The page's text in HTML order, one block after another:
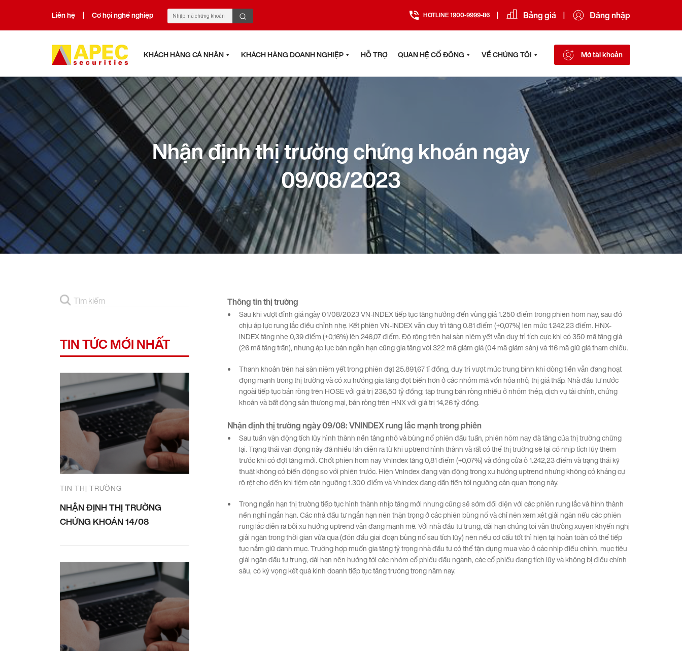
Liên hệ | Cơ hội nghề nghiệp HOTLINE 1900-9999-86 | Bảng giá | Đăng nhập
KHÁCH HÀNG CÁ NHÂN KHÁCH HÀNG DOANH NGHIỆP HỖ TRỢ QUAN HỆ CỔ ĐÔNG VỀ CHÚNG TÔI Mở tài khoản
Nhận định thị trường chứng khoán ngày
09/08/2023
TIN TỨC MỚI NHẤT
TIN THỊ TRƯỜNG
NHẬN ĐỊNH THỊ TRƯỜNG
CHỨNG KHOÁN 14/08
Thông tinthịtrường
Sau khi vượt đỉnh giá ngày 01/08/2023 VN-INDEX tiếp tục tăng hướng đến vùng giá 1.250 điểm trong phiên hôm nay, sau đó
chịu áp lực rung lắc điều chỉnh nhẹ. Kết phiên VN-INDEX vẫn duy trì tăng 0.81 điểm (+0,07%) lên mức 1.242,23 điểm. HNX-
INDEX tăng nhẹ 0,39 điểm (+0,16%) lên 246,07 điểm. Độ rộng trên hai sàn niêm yết vẫn duy trì tích cực khi có 350 mã tăng giá
(26 mã tăng trần), nhưng áp lực bán ngắn hạn cũng gia tăng với 322 mã giảm giá (04 mã giảm sàn) và 116 mã giữ giá tham chiếu.
Thanh khoản trên hai sàn niêm yết trong phiên đạt 25.891,67 tỉ đồng, duy trì vượt mức trung bình khi dòng tiền vẫn đang hoạt
động mạnh trong thị trường và có xu hướng gia tăng đột biến hơn ở các nhóm mã vốn hóa nhỏ, thị giá thấp. Nhà đầu tư nước
ngoài tiếp tục bán ròng trên HOSE với giá trị 236,50 tỷ đồng; tập trung bán ròng nhiều ở nhóm thép, dịch vụ tài chính, chứng
khoán và bất động sản thương mại, bán ròng trên HNX với giá trị 14,26 tỷ đồng.
Nhậnđịnhthịtrườngngày09/08:VNINDEXrunglắcmạnhtrongphiên
Sau tuần vận động tích lũy hình thành nền tảng nhỏ và bùng nổ phiên đầu tuần, phiên hôm nay đà tăng của thị trường chững
lại. Trạng thái vận động này đã nhiều lần diễn ra từ khi uptrend hình thành và rất có thể thị trường sẽ lại có nhịp tích lũy thêm
trước khi có đợt tăng mới. Chốt phiên hôm nay VnIndex tăng 0,81 điểm (+0,07%) và đóng cửa ở 1.242,23 điểm và trạng thái kỹ
thuật không có biến động so với phiên trước. Hiện VnIndex đang vận động trong xu hướng uptrend nhưng không có kháng cự
rõ rệt cho đến khi tiệm cận ngưỡng 1.300 điểm và VnIndex đang dần tiến tới ngưỡng cản quan trọng này.
Trong ngắn hạn thị trường tiếp tục hình thành nhịp tăng mới nhưng cũng sẽ sớm đối diện với các phiên rung lắc và hình thành
nền nghỉ ngắn hạn. Các nhà đầu tư ngắn hạn nên thận trọng ở các phiên bùng nổ và chỉ nên xem xét giải ngân nếu các phiên
rung lắc diễn ra bởi xu hướng uptrend vẫn đang mạnh mẽ. Với nhà đầu tư trung, dài hạn chúng tôi vẫn thường xuyên khyến nghị
giải ngân trong thời gian vừa qua (đón đầu giai đoạn bùng nổ sau tích lũy) nên nếu cơ cấu tốt thì hiện tại hoàn toàn có thể tiếp
tục nắm giữ danh mục. Trường hợp muốn gia tăng tỷ trọng nhà đầu tư có thể tận dụng mua vào ở các nhịp điều chỉnh, mục tiêu
giải ngân đầu tư trung, dài hạn nên hướng tới các nhóm cổ phiếu đầu ngành, các cổ phiếu đang tích lũy và không bị điều chỉnh
sâu, có kỳ vọng kết quả kinh doanh tiếp tục tăng trưởng trong năm nay.